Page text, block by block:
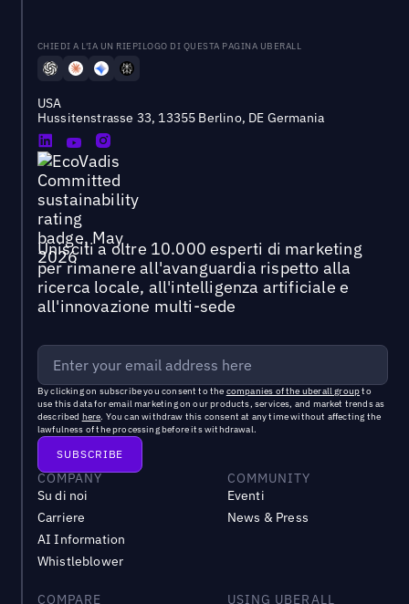
CHIEDI A L'IA UN RIEPILOGO DI QUESTA PAGINA UBERALL
USA
Hussitenstrasse 33, 13355 Berlino, DE Germania
Unisciti a oltre 10.000 esperti di marketing
per rimanere all'avanguardia rispetto alla
ricerca locale, all'intelligenza artificiale e
all'innovazione multi-sede
By clicking on subscribe you consent to the companies of the uberall groupto
use this data for email marketing on our products, services, and market trends as
described here. You can withdraw this consent at any time without affecting the
lawfulness of the processing before its withdrawal.
COMPANY
Su di noi
Carriere
AI Information
Whistleblower
COMMUNITY
Eventi
News & Press
COMPARE USING UBERALL